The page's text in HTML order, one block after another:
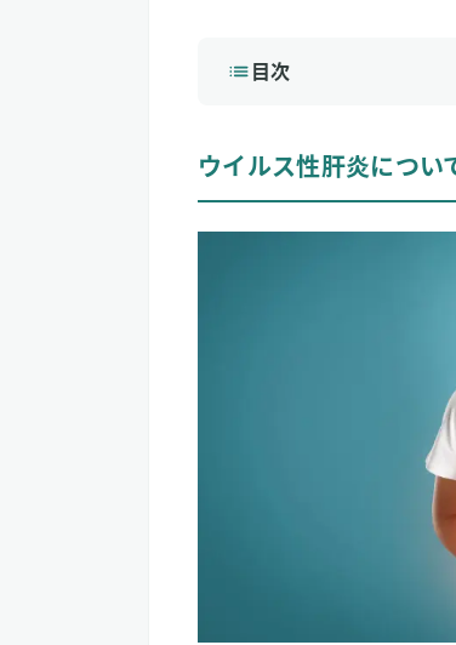
目次
ウイルス性肝炎の原因
ウイルス性肝炎の症状
水素吸入がウイルス性
抗酸化物質がB型肝炎ウ
水素水が慢性B型肝炎の
【私はこう考える】水素
ウイルス性肝炎につい